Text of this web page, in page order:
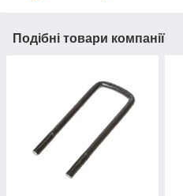
Подібні товари компанії